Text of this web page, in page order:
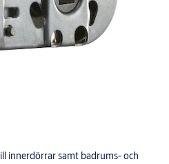
innerdörrar samt badrums- och